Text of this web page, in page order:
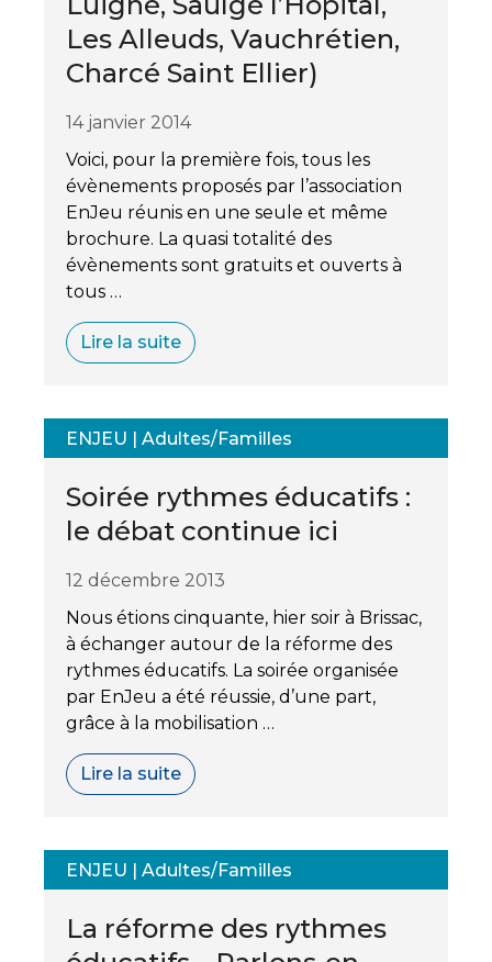
Les Alleuds, Vauchrétien,
Charcé Saint Ellier)
14 janvier 2014
Voici, pour la première fois, tous les
évènements proposés par l’association
EnJeu réunis en une seule et même
brochure. La quasi totalité des
évènements sont gratuits et ouverts à
tous …
Lire la suite
ENJEU | Adultes/Familles
Soirée rythmes éducatifs :
le débat continue ici
12 décembre 2013
Nous étions cinquante, hier soir à Brissac,
à échanger autour de la réforme des
rythmes éducatifs. La soirée organisée
par EnJeu a été réussie, d’une part,
grâce à la mobilisation …
Lire la suite
ENJEU | Adultes/Familles
La réforme des rythmes